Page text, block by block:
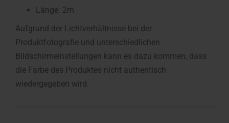
Länge: 2m
Aufgrund der Lichtverhältnisse bei der
Produktfotografie und unterschiedlichen
Bildschirmeinstellungen kann es dazu kommen, dass
die Farbe des Produktes nicht authentisch
wiedergegeben wird.